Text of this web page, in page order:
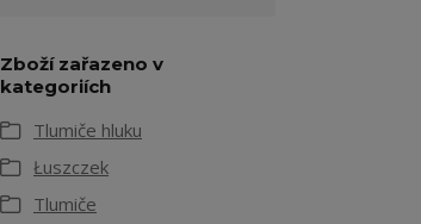
Zboží zařazeno v
kategoriích
Tlumiče hluku
Łuszczek
Tlumiče